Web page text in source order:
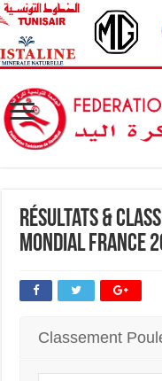
Résultats &
Mondial France
Classement